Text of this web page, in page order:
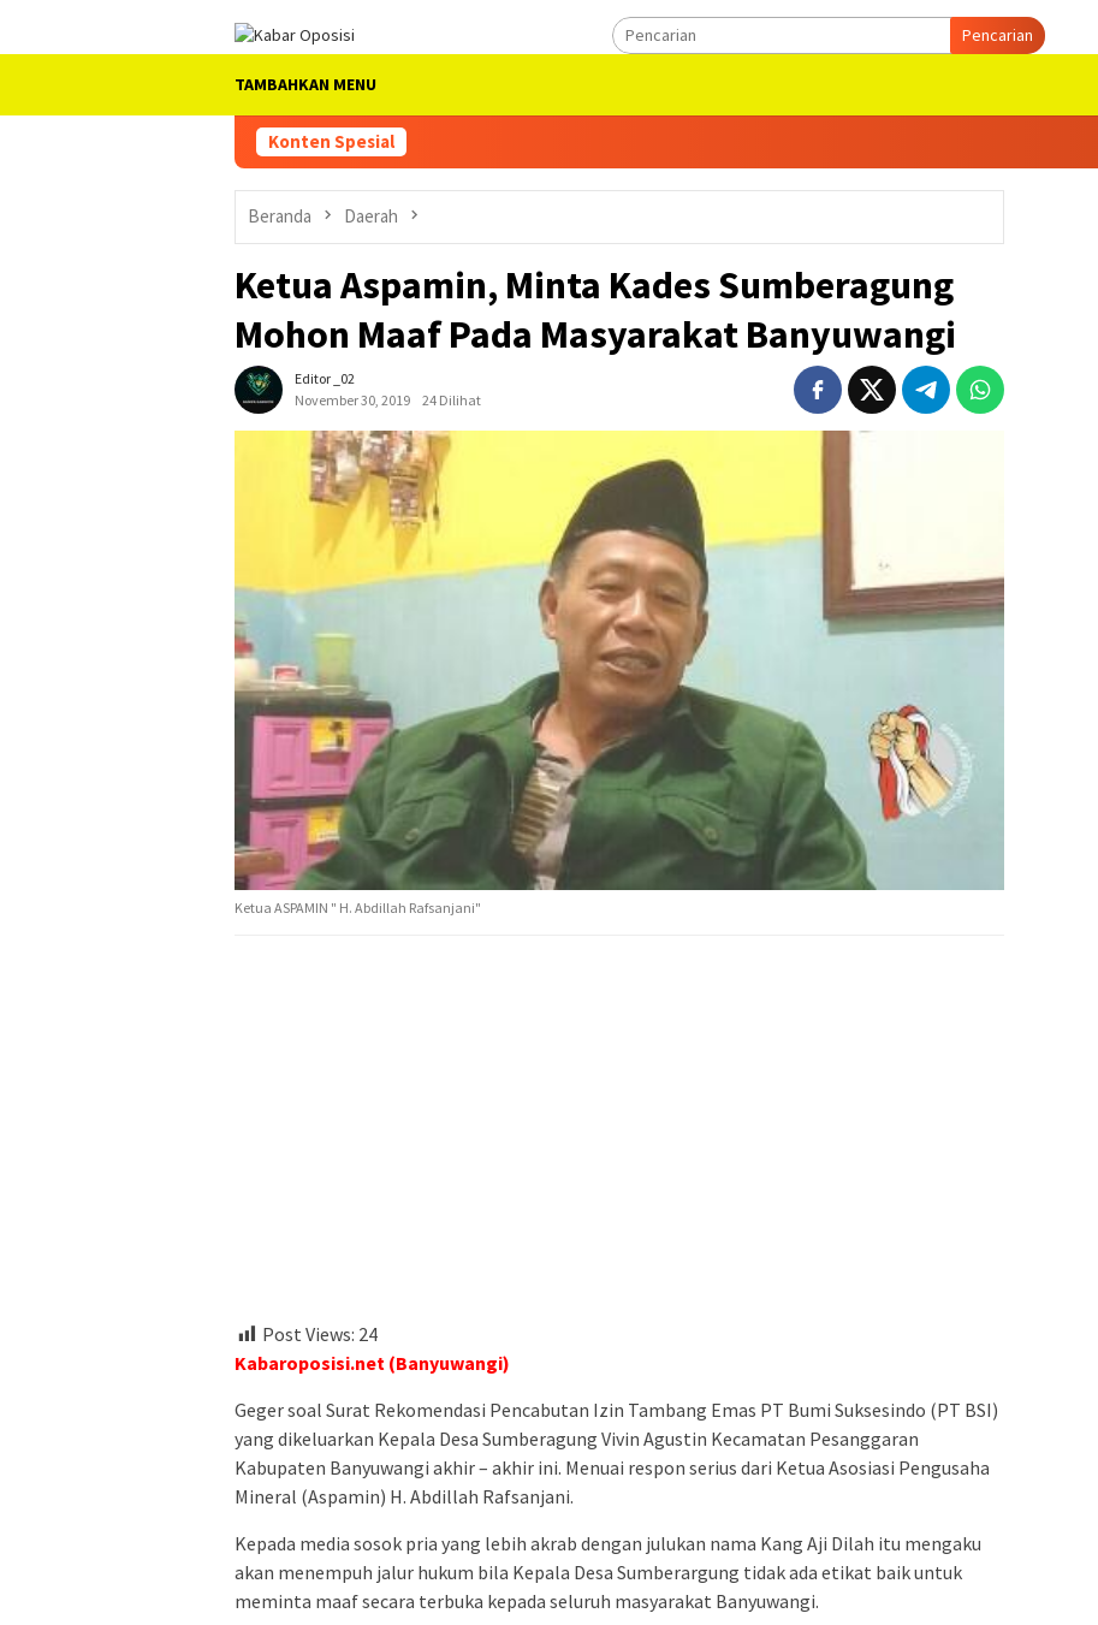
Pencarian
TAMBAHKAN MENU
Konten Spesial
Beranda Daerah
Ketua Aspamin, Minta Kades Sumberagung
Mohon Maaf Pada Masyarakat Banyuwangi
Editor _02
November 30, 2019
24 Dilihat
Ketua ASPAMIN " H. Abdillah Rafsanjani"
Post Views: 24
Kabaroposisi.net (Banyuwangi)
Geger soal Surat Rekomendasi Pencabutan Izin Tambang Emas PT Bumi Suksesindo (PT BSI)
yang dikeluarkan Kepala Desa Sumberagung Vivin Agustin Kecamatan Pesanggaran
Kabupaten Banyuwangi akhir – akhir ini. Menuai respon serius dari Ketua Asosiasi Pengusaha
Mineral (Aspamin) H. Abdillah Rafsanjani.
Kepada media sosok pria yang lebih akrab dengan julukan nama Kang Aji Dilah itu mengaku
akan menempuh jalur hukum bila Kepala Desa Sumberargung tidak ada etikat baik untuk
meminta maaf secara terbuka kepada seluruh masyarakat Banyuwangi.